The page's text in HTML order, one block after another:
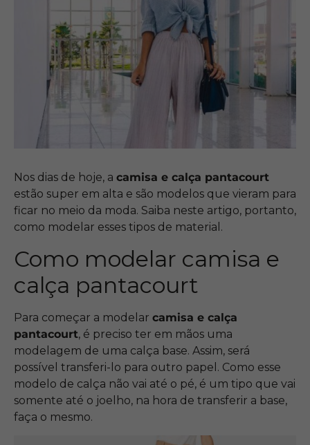
Nos dias de hoje, a camisa e calça pantacourt
estão super em alta e são modelos que vieram para
ficar no meio da moda. Saiba neste artigo, portanto,
como modelar esses tipos de material.
Como modelar camisa e
calça pantacourt
Para começar a modelar camisa e calça
pantacourt, é preciso ter em mãos uma
modelagem de uma calça base. Assim, será
possível transferi-lo para outro papel. Como esse
modelo de calça não vai até o pé, é um tipo que vai
somente até o joelho, na hora de transferir a base,
faça o mesmo.